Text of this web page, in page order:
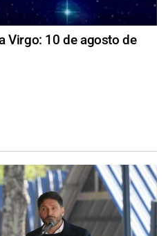
Virgo: 10 de agosto de